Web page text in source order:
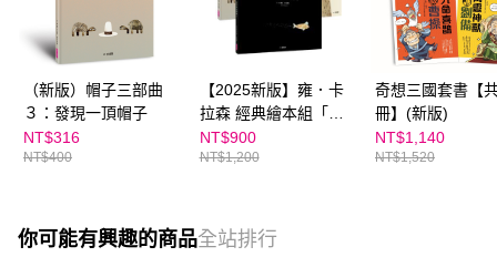
（新版）帽子三部曲
３：發現一頂帽子
NT$316
NT$400
【2025新版】雍．卡
拉森 經典繪本組「帽
子三部曲」
NT$900
NT$1,200
奇想三國套書【
冊】(新版)
NT$1,140
NT$1,520
你可能有興趣的商品全站排行